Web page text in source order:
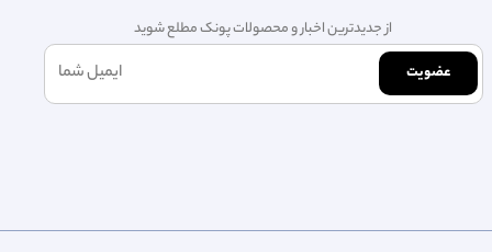
از جدیدترین اخبار و محصولات پونک مطلع شوید
عضویت